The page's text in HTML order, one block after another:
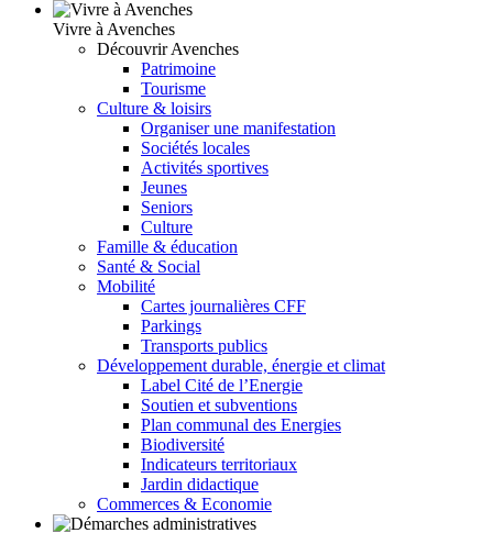
Vivre à Avenches
Découvrir Avenches
Patrimoine
Tourisme
Culture & loisirs
Organiser une manifestation
Sociétés locales
Activités sportives
Jeunes
Seniors
Culture
Famille & éducation
Santé & Social
Mobilité
Cartes journalières CFF
Parkings
Transports publics
Développement durable, énergie et climat
Label Cité de l’Energie
Soutien et subventions
Plan communal des Energies
Biodiversité
Indicateurs territoriaux
Jardin didactique
Commerces & Economie